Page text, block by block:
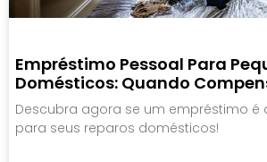
Empréstimo Pessoal Para
Domésticos: Quando
Descubra agora se um empréstimo é
para seus reparos domésticos!